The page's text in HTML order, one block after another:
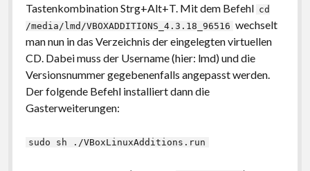
Tastenkombination Strg+Alt+T. Mit dem Befehl cd
/media/lmd/VBOXADDITIONS_4.3.18_96516 wechselt
man nun in das Verzeichnis der eingelegten virtuellen
CD. Dabei muss der Username (hier: lmd) und die
Versionsnummer gegebenenfalls angepasst werden.
Der folgende Befehl installiert dann die
Gasterweiterungen:
sudo sh ./VBoxLinuxAdditions.run